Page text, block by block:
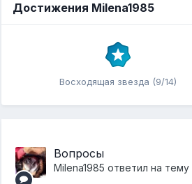
Достижения Milena1985
Восходящая звезда (9/14)
Вопросы
Milena1985 ответил на